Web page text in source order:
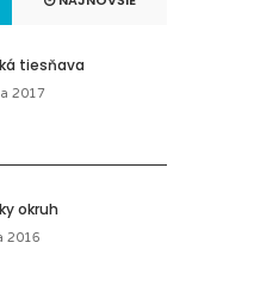
tiesňava
2017
okruh
2016